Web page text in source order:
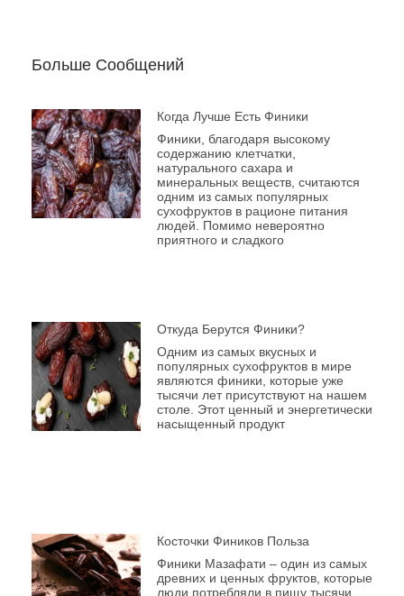
Больше Сообщений
Когда Лучше Есть Финики
Финики, благодаря высокому
содержанию клетчатки,
натурального сахара и
минеральных веществ, считаются
одним из самых популярных
сухофруктов в рационе питания
людей. Помимо невероятно
приятного и сладкого
Откуда Берутся Финики?
Одним из самых вкусных и
популярных сухофруктов в мире
являются финики, которые уже
тысячи лет присутствуют на нашем
столе. Этот ценный и энергетически
насыщенный продукт
Косточки Фиников Польза
Финики Мазафати – один из самых
древних и ценных фруктов, которые
люди потребляли в пищу тысячи